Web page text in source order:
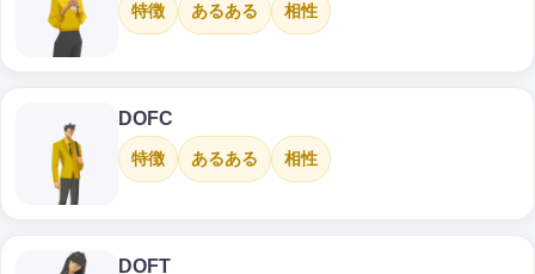
特徴 あるある 相性
DOFC
特徴 あるある 相性
DOFT